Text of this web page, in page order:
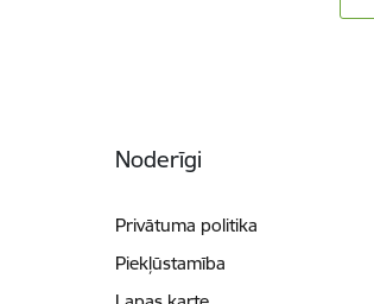
Noderīgi
Privātuma politika
Piekļūstamība